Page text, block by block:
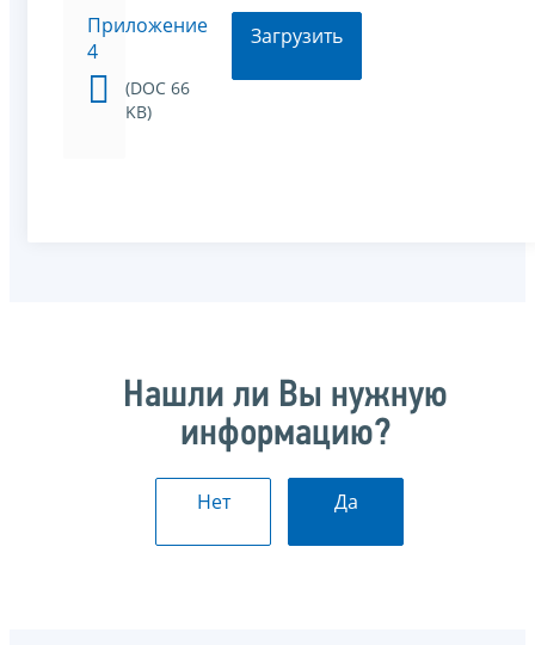
Приложение
4
(DOC 66
KB)
Загрузить
Нашли ли Вы нужную
информацию?
Нет Да